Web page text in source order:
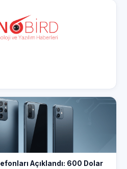
Açıklandı: 600 Dolar